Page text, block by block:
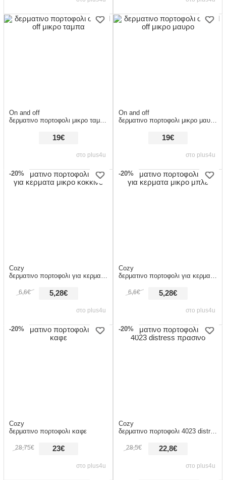
στο plus4u
On and off
δερματινο πορτοφολι μικρο ταμπα
19€
στο plus4u
On and off
δερματινο πορτοφολι μικρο μαυρο
19€
-20%
στο plus4u
Cozy
δερματινο πορτοφολι για κερματα μικρο κοκκινο
5,28€
6,6€
-20%
στο plus4u
Cozy
δερματινο πορτοφολι για κερματα μικρο μπλε
5,28€
6,6€
-20%
στο plus4u
Cozy
δερματινο πορτοφολι καφε
23€
28,75€
-20%
στο plus4u
Cozy
δερματινο πορτοφολι 4023 distress πρασινο
22,8€
28,5€